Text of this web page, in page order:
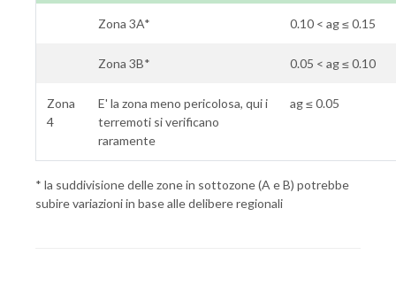
Zona 3A* 0.10 < ag ≤ 0.15
Zona 3B* 0.05 < ag ≤ 0.10
Zona
4
E' la zona meno pericolosa, qui i
terremoti si verificano
raramente
ag ≤ 0.05
* la suddivisione delle zone in sottozone (A e B) potrebbe
subire variazioni in base alle delibere regionali